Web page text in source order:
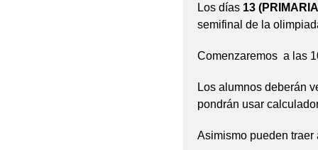
Los días13
semifinal de la
Comenzaremos a las
Los alumnos deberán
pondrán usar
Asimismo pueden